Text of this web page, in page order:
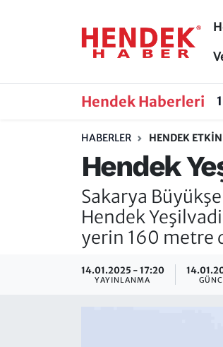
Hendek Haberleri
HABERLER HENDEK
Hendek
Sakarya
Hendek
yerin 160 metre
14.01.2025 - 17:20
YAYINLANMA
Hendek Haber
Nöbetçi Eczaneler
Vefat Edenler
Hendek Haber
Sakarya
Hakkında
Hendek Haber Reklam Servisi
Sakarya Nöbetçi Eczaneler
Süper Lig Puan Durumu ve
Tüm Manşetler
Son Dakika Haberleri
Haber Arşivi